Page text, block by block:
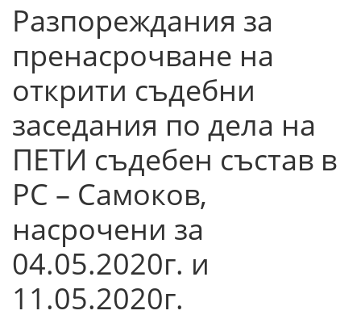
Разпореждания за
пренасрочване на
открити съдебни
заседания по дела на
ПЕТИ съдебен състав в
РС – Самоков,
насрочени за
04.05.2020г. и
11.05.2020г.